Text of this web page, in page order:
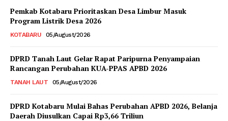
Pemkab Kotabaru Prioritaskan Desa Limbur Masuk
Program Listrik Desa 2026
KOTABARU 05/August/2026
DPRD Tanah Laut Gelar Rapat Paripurna Penyampaian
Rancangan Perubahan KUA-PPAS APBD 2026
TANAH LAUT 05/August/2026
DPRD Kotabaru Mulai Bahas Perubahan APBD 2026, Belanja
Daerah Diusulkan Capai Rp3,66 Triliun